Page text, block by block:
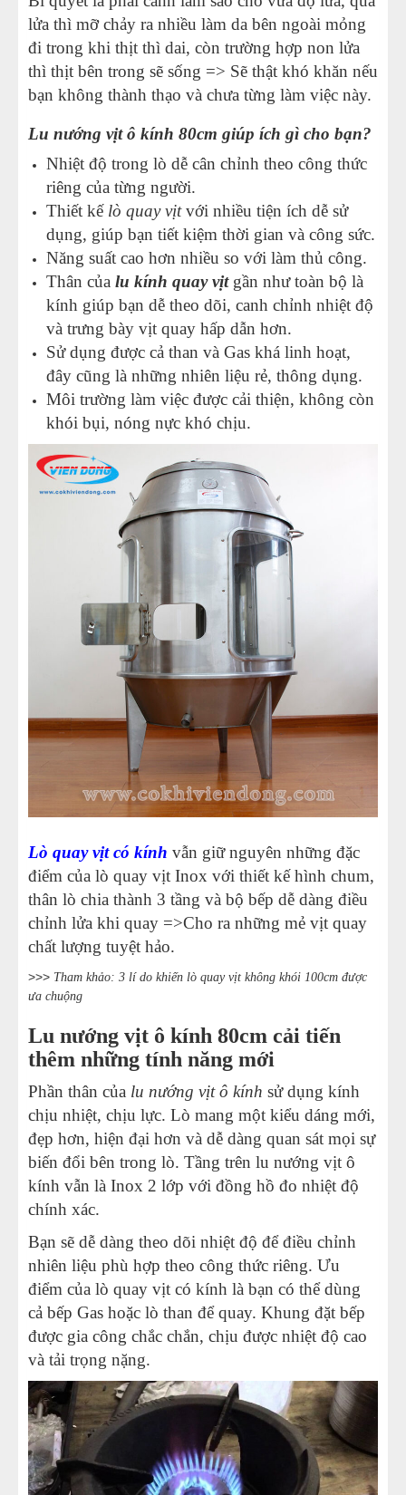
lửa thì mỡ chảy ra nhiều làm da bên ngoài mỏng
đi trong khi thịt thì dai, còn trường hợp non lửa
thì thịt bên trong sẽ sống => Sẽ thật khó khăn nếu
bạn không thành thạo và chưa từng làm việc này.
Lu nướng vịt ô kính 80cm giúp ích gì cho bạn?
Nhiệt độ trong lò dễ cân chỉnh theo công thức
riêng của từng người.
Thiết kế lò quay vịtvới nhiều tiện ích dễ sử
dụng, giúp bạn tiết kiệm thời gian và công sức.
Năng suất cao hơn nhiều so với làm thủ công.
Thân của lu kính quay vịt gần như toàn bộ là
kính giúp bạn dễ theo dõi, canh chỉnh nhiệt độ
và trưng bày vịt quay hấp dẫn hơn.
Sử dụng được cả than và Gas khá linh hoạt,
đây cũng là những nhiên liệu rẻ, thông dụng.
Môi trường làm việc được cải thiện, không còn
khói bụi, nóng nực khó chịu.
Lò quay vịt có kính vẫn giữ nguyên những đặc
điểm của lò quay vịt Inox với thiết kế hình chum,
thân lò chia thành 3 tầng và bộ bếp dễ dàng điều
chỉnh lửa khi quay =>Cho ra những mẻ vịt quay
chất lượng tuyệt hảo.
>>> Tham khảo: 3 lí do khiến lò quay vịt không khói 100cm được
ưa chuộng
Lu nướng vịt ô kính 80cm cải tiến
thêm những tính năng mới
Phần thân của lu nướng vịt ô kính sử dụng kính
chịu nhiệt, chịu lực. Lò mang một kiểu dáng mới,
đẹp hơn, hiện đại hơn và dễ dàng quan sát mọi sự
biến đổi bên trong lò. Tầng trên lu nướng vịt ô
kính vẫn là Inox 2 lớp với đồng hồ đo nhiệt độ
chính xác.
Bạn sẽ dễ dàng theo dõi nhiệt độ để điều chỉnh
nhiên liệu phù hợp theo công thức riêng. Ưu
điểm của lò quay vịt có kính là bạn có thể dùng
cả bếp Gas hoặc lò than để quay. Khung đặt bếp
được gia công chắc chắn, chịu được nhiệt độ cao
và tải trọng nặng.